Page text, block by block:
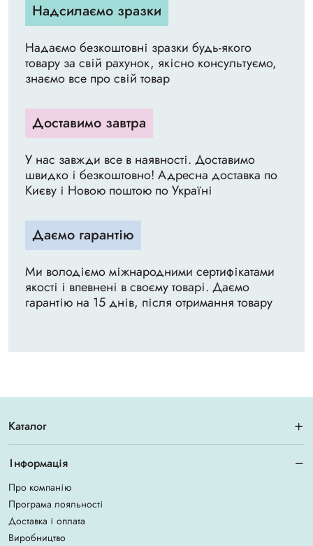
Надсилаємо зразки
Надаємо безкоштовні зразки будь-якого
товару за свій рахунок, якісно консультуємо,
знаємо все про свій товар
Доставимо завтра
У нас завжди все в наявності. Доставимо
швидко і безкоштовно! Адресна доставка по
Києву і Новою поштою по Україні
Даємо гарантію
Ми володіємо міжнародними сертифікатами
якості і впевнені в своєму товарі. Даємо
гарантію на 15 днів, після отримання товару
Каталог
Інформація
Про компанію
Програма лояльності
Доставка і оплата
Виробництво